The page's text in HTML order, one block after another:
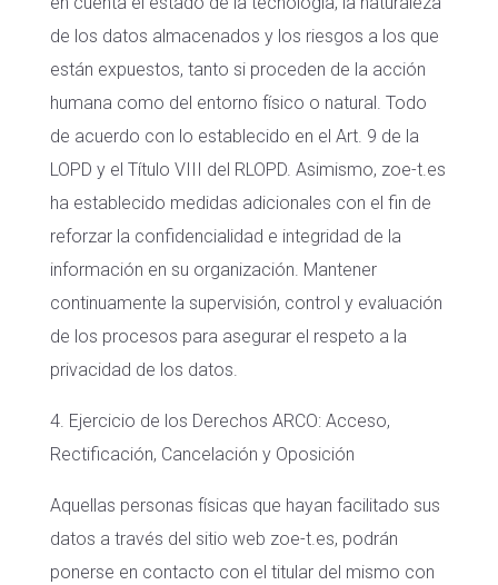
de los datos almacenados y los riesgos a los que
están expuestos, tanto si proceden de la acción
humana como del entorno físico o natural. Todo
de acuerdo con lo establecido en el Art. 9 de la
LOPD y el Título VIII del RLOPD. Asimismo, zoe-t.es
ha establecido medidas adicionales con el fin de
reforzar la confidencialidad e integridad de la
información en su organización. Mantener
continuamente la supervisión, control y evaluación
de los procesos para asegurar el respeto a la
privacidad de los datos.
4. Ejercicio de los Derechos ARCO: Acceso,
Rectificación, Cancelación y Oposición
Aquellas personas físicas que hayan facilitado sus
datos a través del sitio web zoe-t.es, podrán
ponerse en contacto con el titular del mismo con